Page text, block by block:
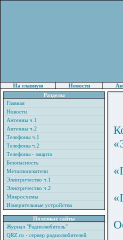
На главную Новости
Разделы
Главная
Новости
Антенны ч.1
Антенны ч.2
Телефоны ч.1
Телефоны ч.2
Телефоны - защита
Безопасность
Металлоискатели
Электричество ч.1
Электричество ч.2
Микросхемы
Измерительные устройства
Полезные сайты
Журнал "Радиолюбитель"
QRZ.ru - сервер радиолюбителей